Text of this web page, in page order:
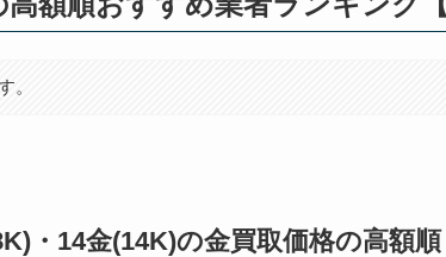
。
・14金(14K)の金買取価格の高額順